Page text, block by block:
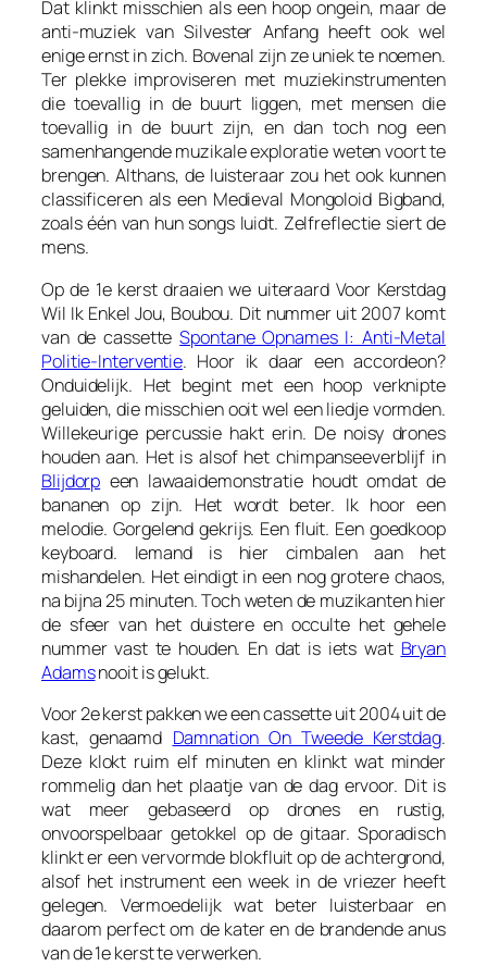
Dat klinkt misschien als een hoop ongein, maar de
anti-muziek van Silvester Anfang heeft ook wel
enige ernst in zich. Bovenal zijn ze uniek te noemen.
Ter plekke improviseren met muziekinstrumenten
die toevallig in de buurt liggen, met mensen die
toevallig in de buurt zijn, en dan toch nog een
samenhangende muzikale exploratie weten voort te
brengen. Althans, de luisteraar zou het ook kunnen
classificeren als een Medieval Mongoloid Bigband,
zoals één van hun songs luidt. Zelfreflectie siert de
mens.
Op de 1e kerst draaien we uiteraard Voor Kerstdag
Wil Ik Enkel Jou, Boubou. Dit nummer uit 2007 komt
van de cassetteSpontane Opnames I: Anti-Metal
Politie-Interventie. Hoor ik daar een accordeon?
Onduidelijk. Het begint met een hoop verknipte
geluiden, die misschien ooit wel een liedje vormden.
Willekeurige percussie hakt erin. De noisy drones
houden aan. Het is alsof het chimpanseeverblijf in
Blijdorp een lawaaidemonstratie houdt omdat de
bananen op zijn. Het wordt beter. Ik hoor een
melodie. Gorgelend gekrijs. Een fluit. Een goedkoop
keyboard. Iemand is hier cimbalen aan het
mishandelen. Het eindigt in een nog grotere chaos,
na bijna 25 minuten. Toch weten de muzikanten hier
de sfeer van het duistere en occulte het gehele
nummer vast te houden. En dat is iets wat Bryan
Adamsnooit is gelukt.
Voor 2e kerst pakken we een cassette uit 2004 uit de
kast, genaamd Damnation On Tweede Kerstdag.
Deze klokt ruim elf minuten en klinkt wat minder
rommelig dan het plaatje van de dag ervoor. Dit is
wat meer gebaseerd op drones en rustig,
onvoorspelbaar getokkel op de gitaar. Sporadisch
klinkt er een vervormde blokfluit op de achtergrond,
alsof het instrument een week in de vriezer heeft
gelegen. Vermoedelijk wat beter luisterbaar en
daarom perfect om de kater en de brandende anus
van de 1e kerst te verwerken.